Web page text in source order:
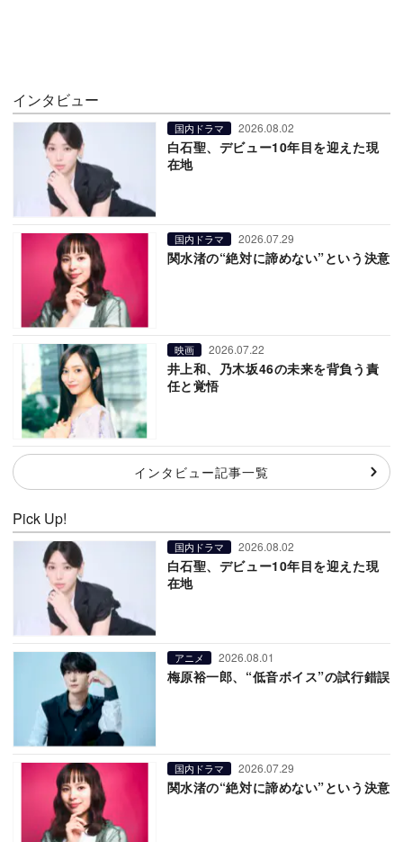
インタビュー
国内ドラマ 2026.08.02
白石聖、デビュー10年目を迎えた現
在地
国内ドラマ 2026.07.29
関水渚の“絶対に諦めない”という決意
映画 2026.07.22
井上和、乃木坂46の未来を背負う責
任と覚悟
インタビュー記事一覧
Pick Up!
国内ドラマ 2026.08.02
白石聖、デビュー10年目を迎えた現
在地
アニメ 2026.08.01
梅原裕一郎、“低音ボイス”の試行錯誤
国内ドラマ 2026.07.29
関水渚の“絶対に諦めない”という決意